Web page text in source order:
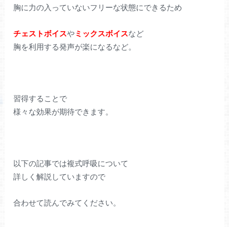
胸に力の入っていないフリーな状態にできるため
チェストボイスやミックスボイスなど
胸を利用する発声が楽になるなど。
習得することで
様々な効果が期待できます。
以下の記事では複式呼吸について
詳しく解説していますので
合わせて読んでみてください。